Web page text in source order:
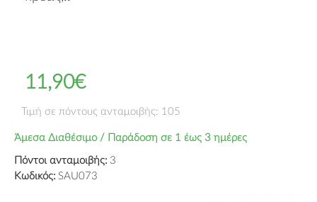
Άμεσα Διαθέσιμο / Παράδοση σε 1 έως 3 ημέρες
Πόντοι ανταμοιβής: 3
Κωδικός: SAU073
11,90€
Τιμή σε πόντους ανταμοιβής: 105